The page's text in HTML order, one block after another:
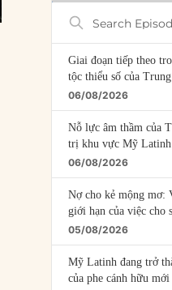
Search
Episodes
Giai đoạn tiếp theo
tộc thiểu số của
06/08/2026
Nỗ lực âm thầm của
trị khu vực Mỹ Latinh
06/08/2026
Nợ cho kẻ mộng mơ:
giới hạn của việc cho
05/08/2026
Mỹ Latinh đang trở
của phe cánh hữu mới